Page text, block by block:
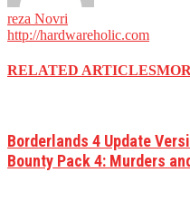
reza Novri
http://hardwareholic.com
RELATED ARTICLES
Borderlands 4 Update
Bounty Pack 4: Murders